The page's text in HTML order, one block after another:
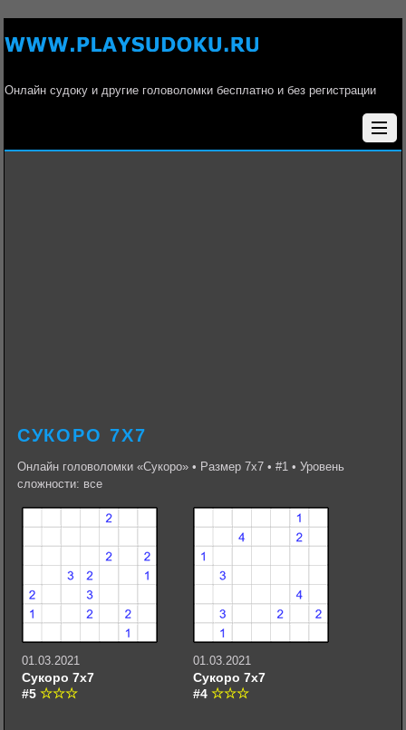
Онлайн судоку и другие головоломки бесплатно и без регистрации
СУКОРО 7Х7
Онлайн головоломки «Сукоро» • Размер 7х7 • #1 • Уровень
сложности: все
01.03.2021
Сукоро 7х7
#5
01.03.2021
Сукоро 7х7
#4